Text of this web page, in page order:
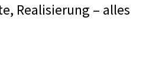
Realisierung – alles